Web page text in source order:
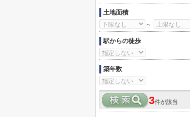
土地面積
～
駅からの徒歩
築年数
3件が該当